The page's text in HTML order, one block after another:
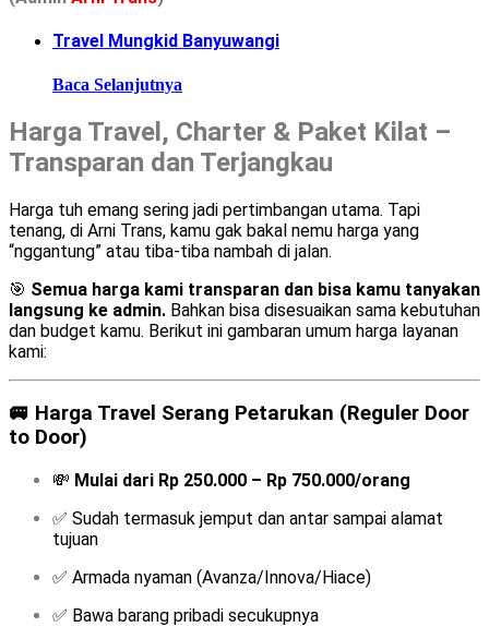
Travel Mungkid Banyuwangi
Baca Selanjutnya
Harga Travel, Charter & Paket Kilat –
Transparan dan Terjangkau
Harga tuh emang sering jadi pertimbangan utama. Tapi
tenang, di Arni Trans, kamu gak bakal nemu harga yang
“nggantung” atau tiba-tiba nambah di jalan.
🎯 Semua harga kami transparan dan bisa kamu tanyakan
langsung ke admin. Bahkan bisa disesuaikan sama kebutuhan
dan budget kamu. Berikut ini gambaran umum harga layanan
kami:
🚐 Harga Travel Serang Petarukan (Reguler Door
to Door)
💸 Mulai dari Rp 250.000 – Rp 750.000/orang
✅ Sudah termasuk jemput dan antar sampai alamat
tujuan
✅ Armada nyaman (Avanza/Innova/Hiace)
✅ Bawa barang pribadi secukupnya